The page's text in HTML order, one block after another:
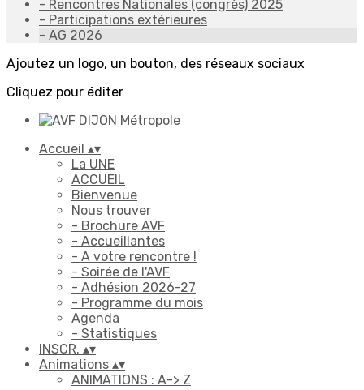
- Rencontres Nationales (congrès) 2025
- Participations extérieures
- AG 2026
Ajoutez un logo, un bouton, des réseaux sociaux
Cliquez pour éditer
Accueil ▴▾
La UNE
ACCUEIL
Bienvenue
Nous trouver
- Brochure AVF
- Accueillantes
- A votre rencontre !
- Soirée de l'AVF
- Adhésion 2026-27
- Programme du mois
Agenda
- Statistiques
INSCR. ▴▾
Animations ▴▾
ANIMATIONS : A-> Z